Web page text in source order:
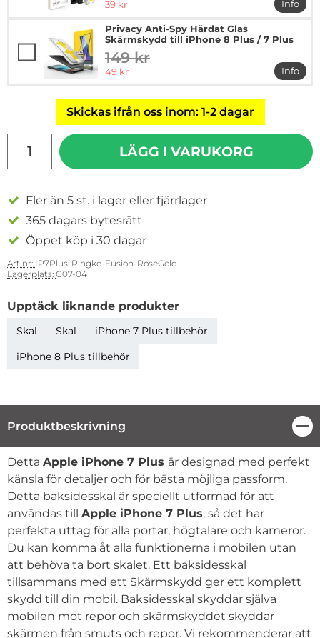
rea pris
39 kr
Info
mer
Privacy Anti-Spy Härdat Glas
Skärmskydd till iPhone 8 Plus / 7 Plus
tidigare pris
149 kr
rea pris
49 kr
Info
mer
Skickas ifrån oss inom: 1-2 dagar
LÄGG I VARUKORG
Fler än 5 st. i lager eller fjärrlager
365 dagars bytesrätt
Öppet köp i 30 dagar
Art nr: IP7Plus-Ringke-Fusion-RoseGold
Lagerplats: C07-04
Upptäck liknande produkter
Skal Skal
iPhone 7 Plus tillbehör
iPhone 8 Plus tillbehör
Produktbeskrivning
Produktbeskrivning
Detta Apple iPhone 7 Plus är designad med perfekt
känsla för detaljer och för bästa möjliga passform.
Detta baksidesskal är speciellt utformad för att
användas till Apple iPhone 7 Plus, så det har
perfekta uttag för alla portar, högtalare och kameror.
Du kan komma åt alla funktionerna i mobilen utan
att behöva ta bort skalet. Ett baksidesskal
tillsammans med ett Skärmskydd ger ett komplett
skydd till din mobil. Baksidesskal skyddar själva
mobilen mot repor och skärmskyddet skyddar
skärmen från smuts och repor. Vi rekommenderar att